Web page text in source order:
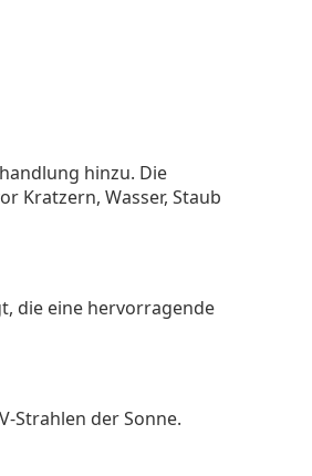
hinzu. Die
Kratzern, Wasser, Staub
die eine hervorragende
Strahlen der Sonne.